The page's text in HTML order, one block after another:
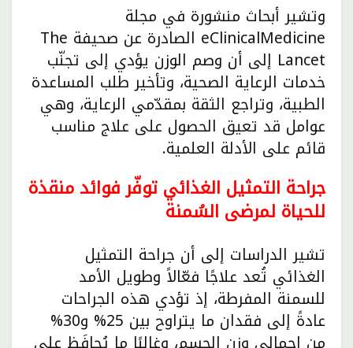
وتشير أبحاث منشورة في مجلة
eClinicalMedicine الصادرة عن صحيفة The
Lancet إلى أن وصم الوزن يؤدي إلى تجنّب
خدمات الرعاية الصحية، وتأخير طلب المساعدة
الطبية، وتراجع الثقة بمقدّمي الرعاية، وهي
عوامل قد تعيق الحصول على علاج مناسب
قائم على الأدلة العلمية.
جراحة التمثيل الغذائي توفّر فوائد منقذة
للحياة لمرضى السُمنة
تشير الدراسات إلى أن جراحة التمثيل
الغذائي تُعد علاجًا فعّالاً وطويل الأمد
للسمنة المفرطة، إذ تؤدي هذه الجراحات
عادةً إلى فقدان ما يتراوح بين 25% و30%